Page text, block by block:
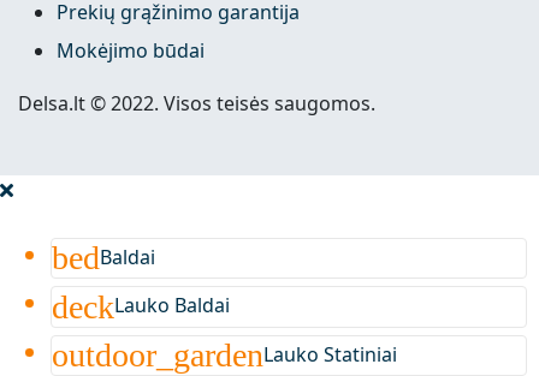
Prekių grąžinimo garantija
Mokėjimo būdai
Delsa.lt © 2022. Visos teisės saugomos.
bedBaldai
deckLauko Baldai
outdoor_gardenLauko Statiniai